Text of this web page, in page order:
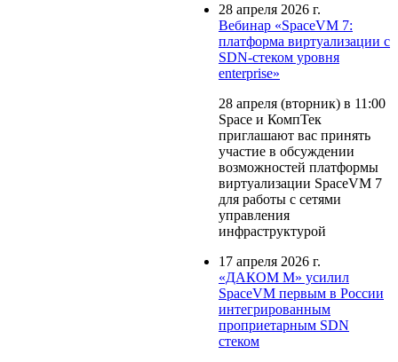
28 апреля 2026 г.
Вебинар «SpaceVM 7:
платформа виртуализации с
SDN-стеком уровня
enterprise»
28 апреля (вторник) в 11:00
Space и КомпТек
приглашают вас принять
участие в обсуждении
возможностей платформы
виртуализации SpaceVM 7
для работы с сетями
управления
инфраструктурой
17 апреля 2026 г.
«ДАКОМ М» усилил
SpaceVM первым в России
интегрированным
проприетарным SDN
стеком